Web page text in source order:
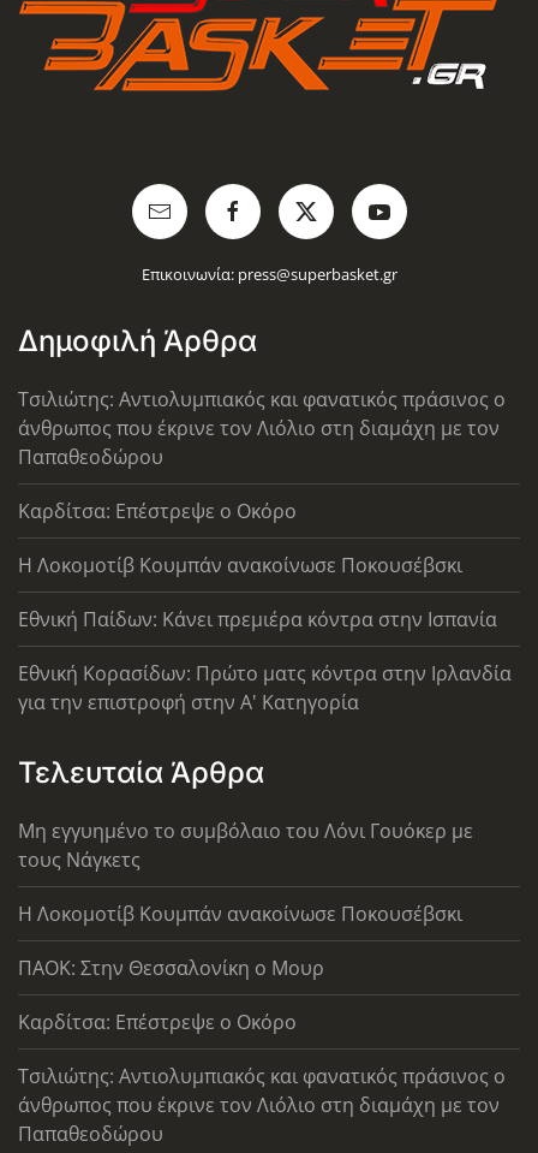
Επικοινωνία: press@superbasket.gr
Δημοφιλή Άρθρα
Τσιλιώτης: Αντιολυμπιακός και φανατικός πράσινος ο
άνθρωπος που έκρινε τον Λιόλιο στη διαμάχη με τον
Παπαθεοδώρου
Καρδίτσα: Επέστρεψε ο Οκόρο
Η Λοκομοτίβ Κουμπάν ανακοίνωσε Ποκουσέβσκι
Εθνική Παίδων: Κάνει πρεμιέρα κόντρα στην Ισπανία
Εθνική Κορασίδων: Πρώτο ματς κόντρα στην Ιρλανδία
για την επιστροφή στην Α' Κατηγορία
Τελευταία Άρθρα
Μη εγγυημένο το συμβόλαιο του Λόνι Γουόκερ με
τους Νάγκετς
Η Λοκομοτίβ Κουμπάν ανακοίνωσε Ποκουσέβσκι
ΠΑΟΚ: Στην Θεσσαλονίκη ο Μουρ
Καρδίτσα: Επέστρεψε ο Οκόρο
Τσιλιώτης: Αντιολυμπιακός και φανατικός πράσινος ο
άνθρωπος που έκρινε τον Λιόλιο στη διαμάχη με τον
Παπαθεοδώρου